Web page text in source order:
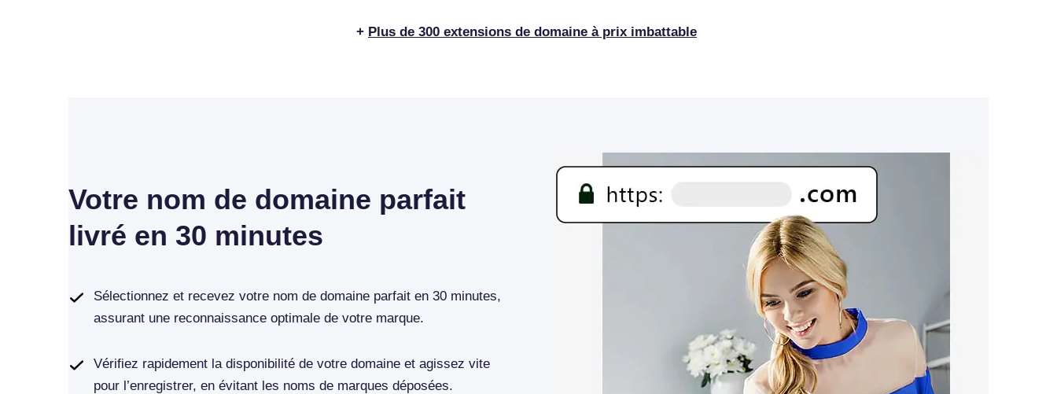
Plus de 300 extensions de domaine à prix imbattable
Votre nom de domaine parfait
livré en 30 minutes
Sélectionnez et recevez votre nom de domaine parfait en 30 minutes,
assurant une reconnaissance optimale de votre marque.
Vérifiez rapidement la disponibilité de votre domaine et agissez vite
pour l’enregistrer, en évitant les noms de marques déposées.